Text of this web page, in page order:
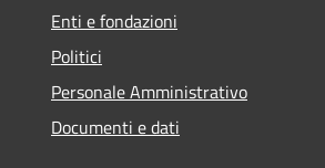
Enti e fondazioni
Politici
Personale Amministrativo
Documenti e dati